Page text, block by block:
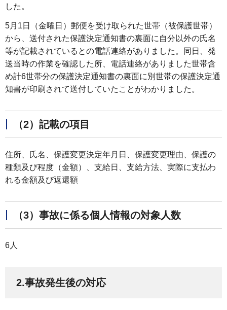
した。
5月1日（金曜日）郵便を受け取られた世帯（被保護世帯）
から、送付された保護決定通知書の裏面に自分以外の氏名
等が記載されているとの電話連絡がありました。同日、発
送当時の作業を確認した所、電話連絡がありました世帯含
め計6世帯分の保護決定通知書の裏面に別世帯の保護決定通
知書が印刷されて送付していたことがわかりました。
（2）記載の項目
住所、氏名、保護変更決定年月日、保護変更理由、保護の
種類及び程度（金額）、支給日、支給方法、実際に支払わ
れる金額及び返還額
（3）事故に係る個人情報の対象人数
6人
2.事故発生後の対応